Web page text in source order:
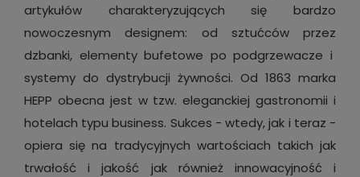
artykułów charakteryzujących się bardzo
nowoczesnym designem: od sztućców przez
dzbanki, elementy bufetowe po podgrzewacze i
systemy do dystrybucji żywności. Od 1863 marka
HEPP obecna jest w tzw. eleganckiej gastronomii i
hotelach typu business. Sukces - wtedy, jak i teraz -
opiera się na tradycyjnych wartościach takich jak
trwałość i jakość jak również innowacyjność i